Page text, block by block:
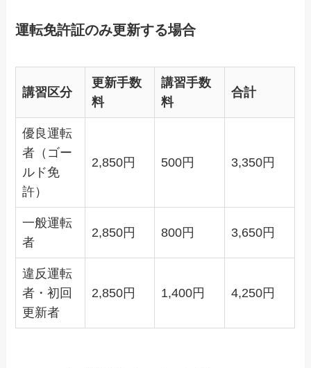
運転免許証のみ更新する場合
講習区分
更新手数
料
講習手数
料
合計
優良運転
者（ゴー
ルド免
許）
2,850円 500円 3,350円
一般運転
者
2,850円 800円 3,650円
違反運転
者・初回
更新者
2,850円 1,400円 4,250円